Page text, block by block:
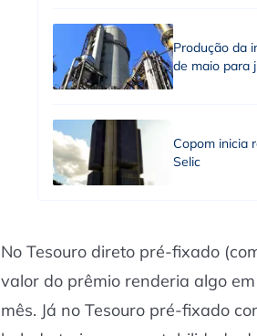
Produção da
de maio para
Copom inicia
Selic
No Tesouro direto pré-fixado
valor do prêmio renderia algo
mês. Já no Tesouro pré-fixado